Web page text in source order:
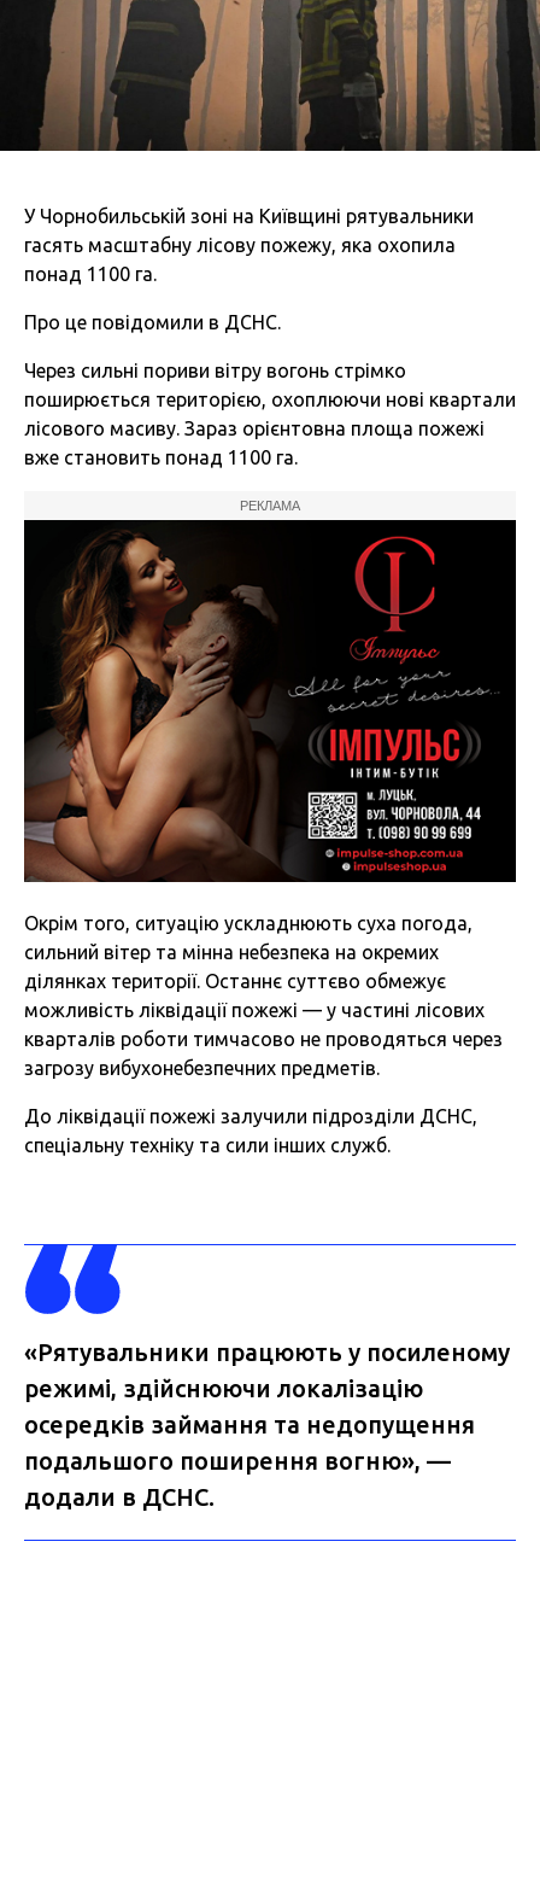
У Чорнобильській зоні на Київщині рятувальники
гасять масштабну лісову пожежу, яка охопила
понад 1100 га.
Про це повідомили в ДСНС.
Через сильні пориви вітру вогонь стрімко
поширюється територією, охоплюючи нові квартали
лісового масиву. Зараз орієнтовна площа пожежі
вже становить понад 1100 га.
РЕКЛАМА
Окрім того, ситуацію ускладнюють суха погода,
сильний вітер та мінна небезпека на окремих
ділянках території. Останнє суттєво обмежує
можливість ліквідації пожежі — у частині лісових
кварталів роботи тимчасово не проводяться через
загрозу вибухонебезпечних предметів.
До ліквідації пожежі залучили підрозділи ДСНС,
спеціальну техніку та сили інших служб.
«Рятувальники працюють у посиленому
режимі, здійснюючи локалізацію
осередків займання та недопущення
подальшого поширення вогню», —
додали в ДСНС.